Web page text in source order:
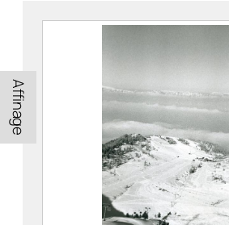
Affinage